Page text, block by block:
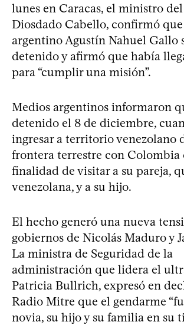
lunes en Caracas, el ministro
Diosdado Cabello, confirmó
argentino Agustín Nahuel Gallo
detenido y afirmó que había
para “cumplir una misión”.
Medios argentinos informaron
detenido el 8 de diciembre,
ingresar a territorio venezolano
frontera terrestre con Colombia
finalidad de visitar a su pareja,
venezolana, y a su hijo.
El hecho generó una nueva
gobiernos de Nicolás Maduro y
La ministra de Seguridad de la
administración que lidera el
Patricia Bullrich, expresó en
Radio Mitre que el gendarme
novia, su hijo y su familia en su